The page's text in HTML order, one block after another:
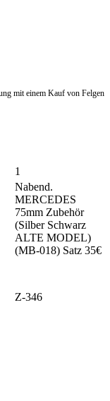
mit einem Kauf von Felgen
1
Nabend.
MERCEDES
75mm Zubehör
(Silber Schwarz
ALTE MODEL)
(MB-018) Satz 35€
Z-346